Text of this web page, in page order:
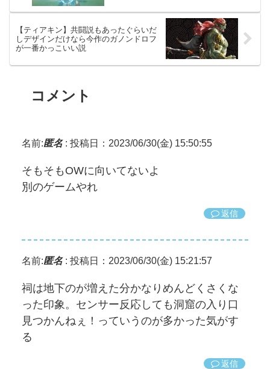
【ティアキン】共闘説もあったぐらいだ
しデザインだけなら今作のガノンドロフ
が一番かっこいい説
コメント
名前:匿名: 投稿日：2023/06/30(金) 15:50:55
そもそもOWに向いてないよ
別のゲームやれ
返信
名前:匿名: 投稿日：2023/06/30(金) 15:21:57
祠は地下のが増えた分かなりめんどくさくな
った印象。センサー反応しても洞窟の入り口
見つかんねぇ！っていうのが多かった気がす
る
返信